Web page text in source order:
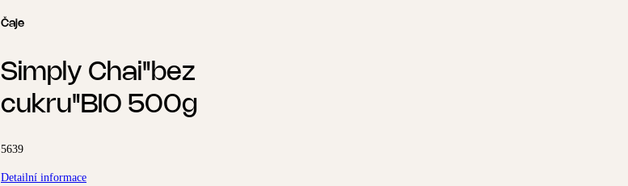
Čaje
Simply Chai"bez
cukru"BIO 500g
5639
Detailní informace